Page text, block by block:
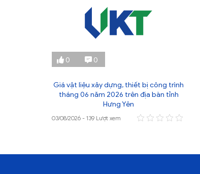
0 0
Giá vật liệu xây dựng, thiết bị công trình
tháng 06 năm 2026 trên địa bàn tỉnh
Hưng Yên
03/08/2026 - 139 Lượt xem